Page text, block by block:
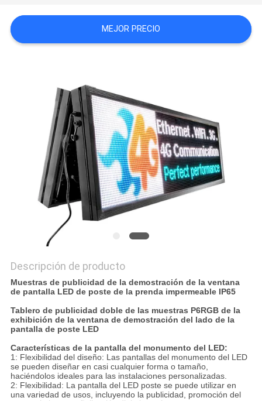
PIDA
UNA
PRIVACY
POLICY
MEJOR PRECIO
Descripción de producto
Muestras de publicidad de la demostración de la ventana
de pantalla LED de poste de la prenda impermeable IP65
Tablero de publicidad doble de las muestras P6RGB de la
exhibición de la ventana de demostración del lado de la
pantalla de poste LED
Características de la pantalla del monumento del LED:
1: Flexibilidad del diseño: Las pantallas del monumento del LED
se pueden diseñar en casi cualquier forma o tamaño,
haciéndolos ideales para las instalaciones personalizadas.
2: Flexibilidad: La pantalla del LED poste se puede utilizar en
una variedad de usos, incluyendo la publicidad, promoción del